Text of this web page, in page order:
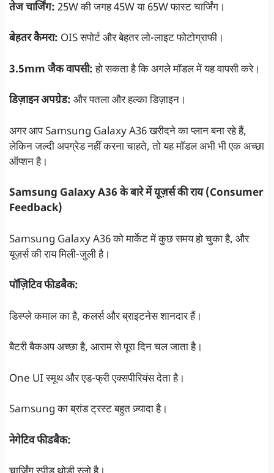
तेज चार्जिंग: 25W की जगह 45W या 65W फास्ट चार्जिंग।
बेहतर कैमरा: OIS सपोर्ट और बेहतर लो-लाइट फोटोग्राफी।
3.5mm जैक वापसी:हो सकता है कि अगले मॉडल में यह वापसी करे।
डिज़ाइन अपग्रेड: और पतला और हल्का डिज़ाइन।
अगर आप Samsung Galaxy A36 खरीदने का प्लान बना रहे हैं,
लेकिन जल्दी अपग्रेड नहीं करना चाहते, तो यह मॉडल अभी भी एक अच्छा
ऑप्शन है।
Samsung Galaxy A36 के बारे में यूज़र्स की राय (Consumer
Feedback)
Samsung Galaxy A36 को मार्केट में कुछ समय हो चुका है, और
यूज़र्स की राय मिली-जुली है।
पॉज़िटिव फीडबैक:
डिस्प्ले कमाल का है, कलर्स और ब्राइटनेस शानदार हैं।
बैटरी बैकअप अच्छा है, आराम से पूरा दिन चल जाता है।
One UI स्मूथ और एड-फ्री एक्सपीरियंस देता है।
Samsung का ब्रांड ट्रस्ट बहुत ज़्यादा है।
नेगेटिव फीडबैक: